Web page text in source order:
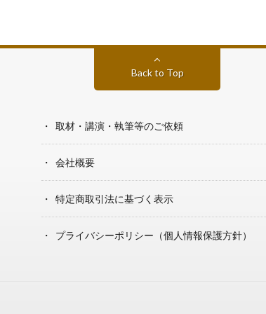
Back to Top
取材・講演・執筆等のご依頼
会社概要
特定商取引法に基づく表示
プライバシーポリシー（個人情報保護方針）